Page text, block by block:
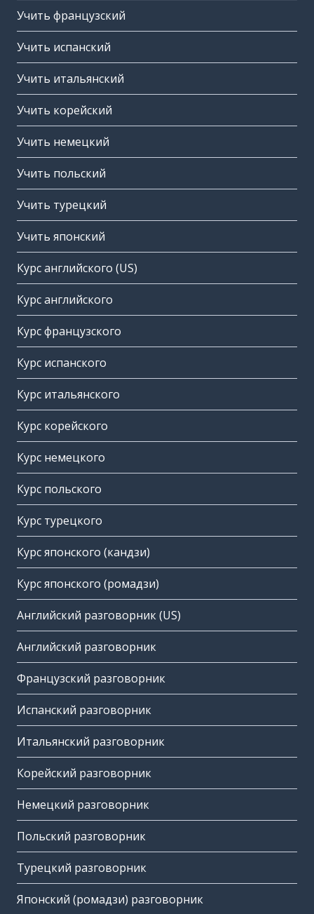
Учить французский
Учить испанский
Учить итальянский
Учить корейский
Учить немецкий
Учить польский
Учить турецкий
Учить японский
Курс английского (US)
Курс английского
Курс французского
Курс испанского
Курс итальянского
Курс корейского
Курс немецкого
Курс польского
Курс турецкого
Курс японского (кандзи)
Курс японского (ромадзи)
Английский разговорник (US)
Английский разговорник
Французский разговорник
Испанский разговорник
Итальянский разговорник
Корейский разговорник
Немецкий разговорник
Польский разговорник
Турецкий разговорник
Японский (ромадзи) разговорник